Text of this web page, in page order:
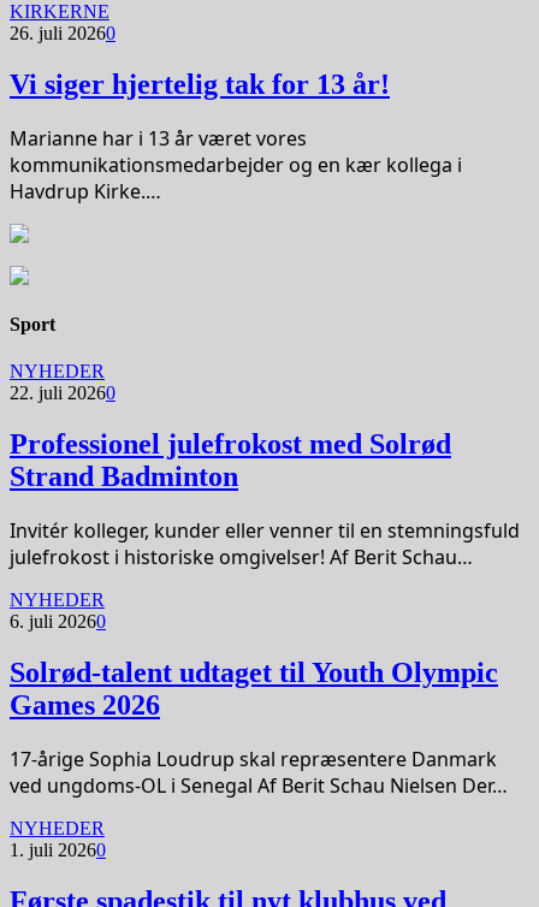
KIRKERNE
26. juli 20260
Vi siger hjertelig tak for 13 år!
Marianne har i 13 år været vores
kommunikationsmedarbejder og en kær kollega i
Havdrup Kirke.…
Sport
NYHEDER
22. juli 20260
Professionel julefrokost med Solrød
Strand Badminton
Invitér kolleger, kunder eller venner til en stemningsfuld
julefrokost i historiske omgivelser! Af Berit Schau…
NYHEDER
6. juli 20260
Solrød-talent udtaget til Youth Olympic
Games 2026
17-årige Sophia Loudrup skal repræsentere Danmark
ved ungdoms-OL i Senegal Af Berit Schau Nielsen Der…
NYHEDER
1. juli 20260